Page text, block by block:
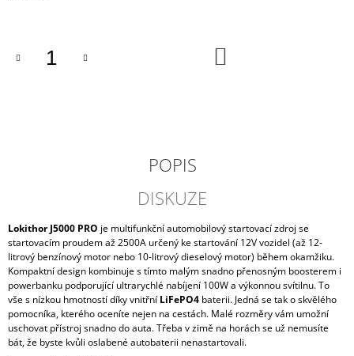
POPIS
DISKUZE
Lokithor J5000 PRO je multifunkční automobilový startovací zdroj se
startovacím proudem až 2500A určený ke startování 12V vozidel (až 12-
litrový benzínový motor nebo 10-litrový dieselový motor) během okamžiku.
Kompaktní design kombinuje s tímto malým snadno přenosným boosterem i
powerbanku podporující ultrarychlé nabíjení 100W a výkonnou svítilnu. To
vše s nízkou hmotností díky vnitřní LiFePO4 baterii. Jedná se tak o skvělého
pomocníka, kterého oceníte nejen na cestách. Malé rozměry vám umožní
uschovat přístroj snadno do auta. Třeba v zimě na horách se už nemusíte
bát, že byste kvůli oslabené autobaterii nenastartovali.
E11